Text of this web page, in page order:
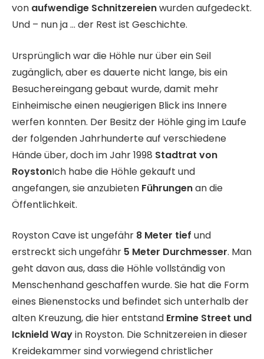
von aufwendige Schnitzereienwurden aufgedeckt.
Und – nun ja … der Rest ist Geschichte.
Ursprünglich war die Höhle nur über ein Seil
zugänglich, aber es dauerte nicht lange, bis ein
Besuchereingang gebaut wurde, damit mehr
Einheimische einen neugierigen Blick ins Innere
werfen konnten. Der Besitz der Höhle ging im Laufe
der folgenden Jahrhunderte auf verschiedene
Hände über, doch im Jahr 1998 Stadtrat von
RoystonIch habe die Höhle gekauft und
angefangen, sie anzubieten Führungenan die
Öffentlichkeit.
Royston Cave ist ungefähr 8 Meter tief und
erstreckt sich ungefähr 5 Meter Durchmesser. Man
geht davon aus, dass die Höhle vollständig von
Menschenhand geschaffen wurde. Sie hat die Form
eines Bienenstocks und befindet sich unterhalb der
alten Kreuzung, die hier entstand Ermine Street und
Icknield Wayin Royston. Die Schnitzereien in dieser
Kreidekammer sind vorwiegend christlicher